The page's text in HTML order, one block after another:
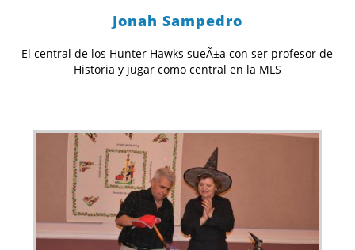
Jonah Sampedro
El central de los Hunter Hawks sueÃ±a con ser profesor de
Historia y jugar como central en la MLS